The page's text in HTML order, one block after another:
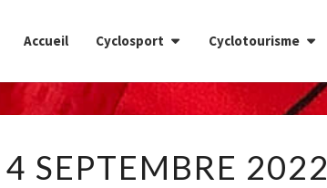
Accueil Cyclosport Cyclotourisme
DU
SEPTEMBRE 2022